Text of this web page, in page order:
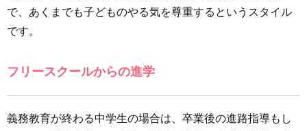
で、あくまでも子どものやる気を尊重するというスタイル
です。
フリースクールからの進学
義務教育が終わる中学生の場合は、卒業後の進路指導もし